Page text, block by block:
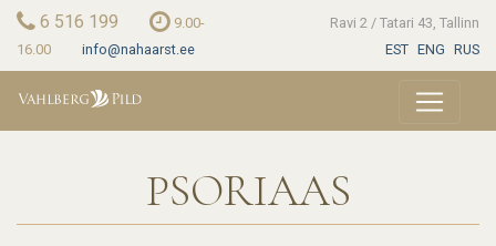
Skip
main
content
6 516 199
9.00-
16.00
info@nahaarst.ee
Ravi 2 / Tatari 43, Tallinn
EST ENG RUS
PSORIAAS